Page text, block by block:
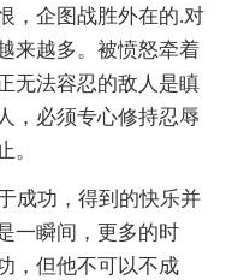
，企图战胜外在的.对
来越多。被愤怒牵着
无法容忍的敌人是瞋
，必须专心修持忍辱
。
功，得到的快乐并
一瞬间，更多的时
，但他不可以不成